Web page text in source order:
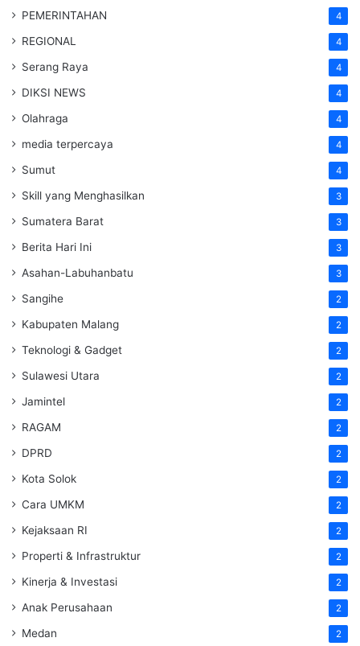
PEMERINTAHAN 4
REGIONAL 4
Serang Raya 4
DIKSI NEWS 4
Olahraga 4
media terpercaya 4
Sumut 4
Skill yang Menghasilkan 3
Sumatera Barat 3
Berita Hari Ini 3
Asahan-Labuhanbatu 3
Sangihe 2
Kabupaten Malang 2
Teknologi & Gadget 2
Sulawesi Utara 2
Jamintel 2
RAGAM 2
DPRD 2
Kota Solok 2
Cara UMKM 2
Kejaksaan RI 2
Properti & Infrastruktur 2
Kinerja & Investasi 2
Anak Perusahaan 2
Medan 2